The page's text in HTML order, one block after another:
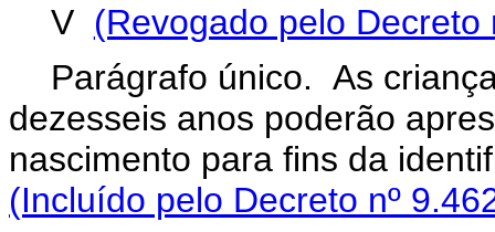
V (Revogado pelo Decreto
Parágrafo único. As
dezesseis anos poderão
nascimento para fins da
(Incluído pelo Decreto nº